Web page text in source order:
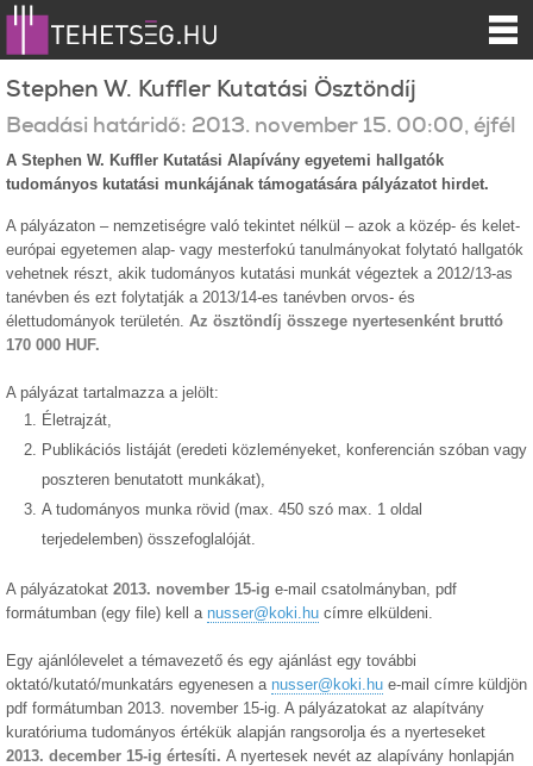
Stephen W. Kuffler Kutatási Ösztöndíj
Beadási határidő: 2013. november 15. 00:00, éjfél
A Stephen W. Kuffler Kutatási Alapívány egyetemi hallgatók
tudományos kutatási munkájának támogatására pályázatot hirdet.
A pályázaton – nemzetiségre való tekintet nélkül – azok a közép- és kelet-
európai egyetemen alap- vagy mesterfokú tanulmányokat folytató hallgatók
vehetnek részt, akik tudományos kutatási munkát végeztek a 2012/13-as
tanévben és ezt folytatják a 2013/14-es tanévben orvos- és
élettudományok területén. Az ösztöndíj összege nyertesenként bruttó
170 000 HUF.
A pályázat tartalmazza a jelölt:
Életrajzát,
Publikációs listáját (eredeti közleményeket, konferencián szóban vagy
poszteren benutatott munkákat),
A tudományos munka rövid (max. 450 szó max. 1 oldal
terjedelemben) összefoglalóját.
A pályázatokat 2013. november 15-ig e-mail csatolmányban, pdf
formátumban (egy file) kell a nusser@koki.hu címre elküldeni.
Egy ajánlólevelet a témavezető és egy ajánlást egy további
oktató/kutató/munkatárs egyenesen a nusser@koki.hu e-mail címre küldjön
pdf formátumban 2013. november 15-ig. A pályázatokat az alapítvány
kuratóriuma tudományos értékük alapján rangsorolja és a nyerteseket
2013. december 15-ig értesíti. A nyertesek nevét az alapívány honlapján